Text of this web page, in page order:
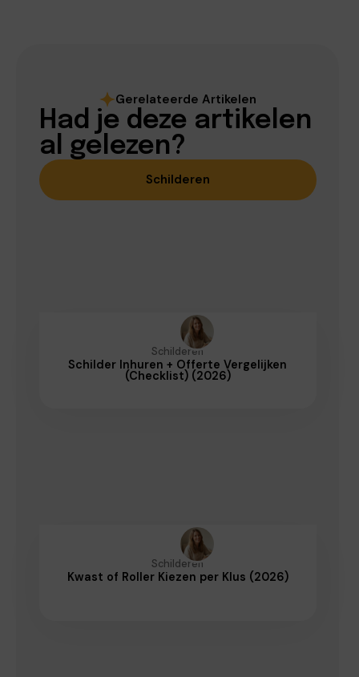
Gerelateerde Artikelen
Had je deze artikelen
al gelezen?
Schilderen
Schilderen
Schilder Inhuren + Offerte Vergelijken
(Checklist) (2026)
Schilderen
Kwast of Roller Kiezen per Klus (2026)